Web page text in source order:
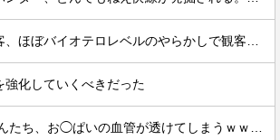
強化していくべきだった